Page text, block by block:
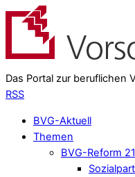
Das Portal zur beruflichen
RSS
BVG-Aktuell
Themen
BVG-Reform 21